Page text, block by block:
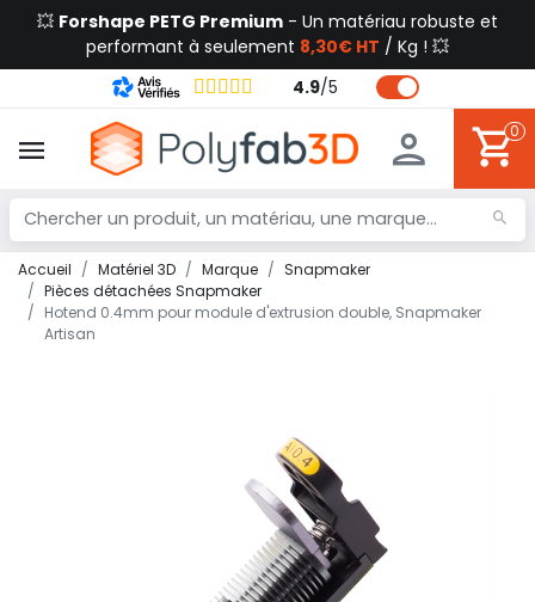
💥 Forshape PETG Premium - Un matériau robuste et
performant à seulement 8,30€ HT / Kg ! 💥
4.9/5
0
Accueil Matériel 3D Marque
Snapmaker
Pièces détachées Snapmaker
Hotend 0.4mm pour module d'extrusion double, Snapmaker
Artisan